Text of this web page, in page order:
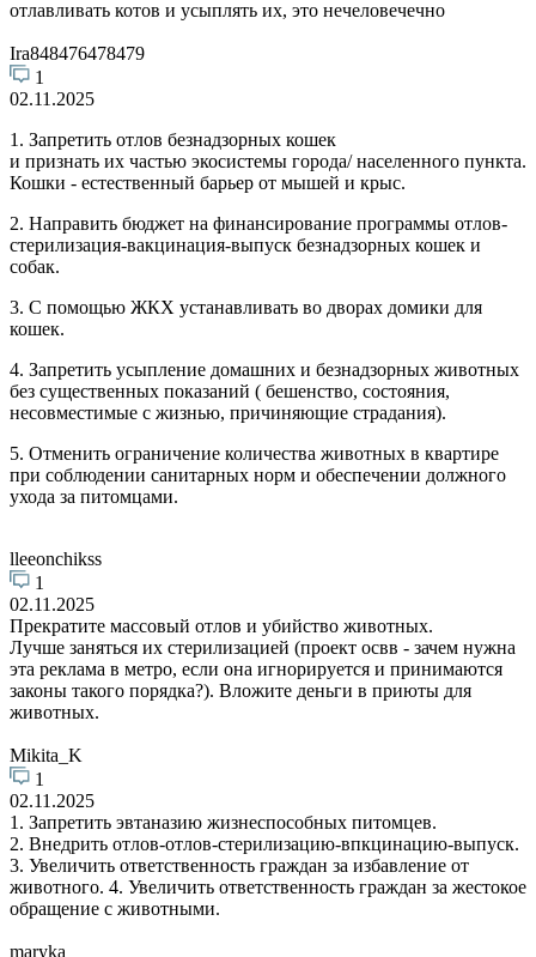
отлавливать котов и усыплять их, это нечеловечечно
Ira848476478479
1
02.11.2025
1. Запретить отлов безнадзорных кошек
и признать их частью экосистемы города/ населенного пункта.
Кошки - естественный барьер от мышей и крыс.
2. Направить бюджет на финансирование программы отлов-
стерилизация-вакцинация-выпуск безнадзорных кошек и
собак.
3. С помощью ЖКХ устанавливать во дворах домики для
кошек.
4. Запретить усыпление домашних и безнадзорных животных
без существенных показаний ( бешенство, состояния,
несовместимые с жизнью, причиняющие страдания).
5. Отменить ограничение количества животных в квартире
при соблюдении санитарных норм и обеспечении должного
ухода за питомцами.
lleeonchikss
1
02.11.2025
Прекратите массовый отлов и убийство животных.
Лучше заняться их стерилизацией (проект освв - зачем нужна
эта реклама в метро, если она игнорируется и принимаются
законы такого порядка?). Вложите деньги в приюты для
животных.
Mikita_K
1
02.11.2025
1. Запретить эвтаназию жизнеспособных питомцев.
2. Внедрить отлов-отлов-стерилизацию-впкцинацию-выпуск.
3. Увеличить ответственность граждан за избавление от
животного. 4. Увеличить ответственность граждан за жестокое
обращение с животными.
maryka